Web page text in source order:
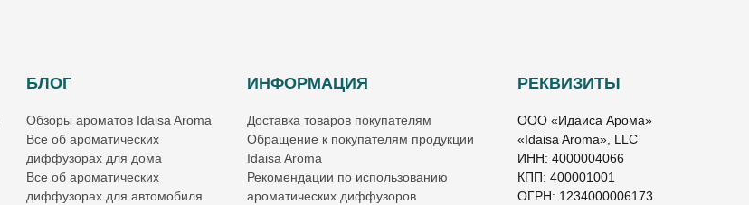
БЛОГ
Обзоры ароматов Idaisa Aroma
Все об ароматических
диффузорах для дома
Все об ароматических
диффузорах для автомобиля
ИНФОРМАЦИЯ
Доставка товаров покупателям
Обращение к покупателям продукции
Idaisa Aroma
Рекомендации по использованию
ароматических диффузоров
РЕКВИЗИТЫ
ООО «Идаиса Арома»
«Idaisa Aroma», LLC
ИНН: 4000004066
КПП: 400001001
ОГРН: 1234000006173